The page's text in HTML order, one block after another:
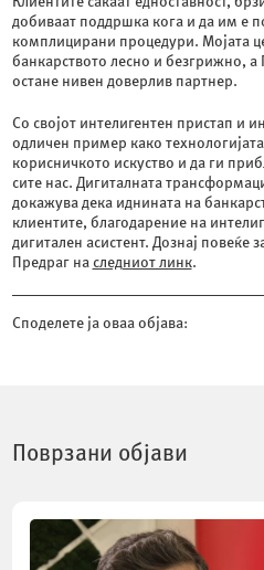
добиваат поддршка кога и да им е
комплицирани процедури. Мојата
банкарството лесно и безгрижно, а
остане нивен доверлив партнер.
Со својот интелигентен пристап и
одличен пример како
корисничкото искуство и да ги
сите нас. Дигиталната
докажува дека иднината на
клиентите, благодарение на
дигитален асистент. Дознај повеќе
Предраг на следниот линк.
Споделете ја оваа објава:
Поврзани објави